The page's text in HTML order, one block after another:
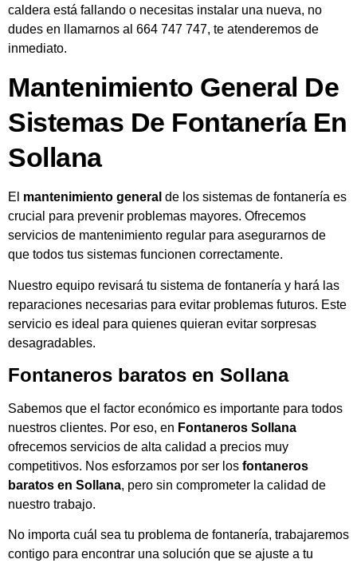
caldera está fallando o necesitas instalar una nueva, no
dudes en llamarnos al 664 747 747, te atenderemos de
inmediato.
Mantenimiento General De
Sistemas De Fontanería En
Sollana
El mantenimiento general de los sistemas de fontanería es
crucial para prevenir problemas mayores. Ofrecemos
servicios de mantenimiento regular para asegurarnos de
que todos tus sistemas funcionen correctamente.
Nuestro equipo revisará tu sistema de fontanería y hará las
reparaciones necesarias para evitar problemas futuros. Este
servicio es ideal para quienes quieran evitar sorpresas
desagradables.
Fontaneros baratos en Sollana
Sabemos que el factor económico es importante para todos
nuestros clientes. Por eso, en Fontaneros Sollana
ofrecemos servicios de alta calidad a precios muy
competitivos. Nos esforzamos por ser los fontaneros
baratos en Sollana, pero sin comprometer la calidad de
nuestro trabajo.
No importa cuál sea tu problema de fontanería, trabajaremos
contigo para encontrar una solución que se ajuste a tu